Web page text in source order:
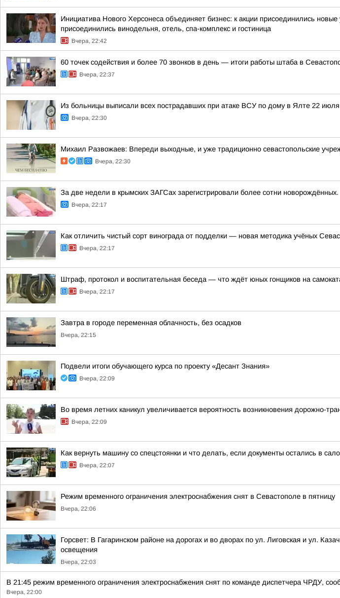
Инициатива Нового Херсонеса объединяет бизнес: к акции присоединились
присоединились винодельня, отель, спа-комплекс и гостиница
Вчера, 22:42
60 точек содействия и более 70 звонков в день — итоги работы штаба в
Вчера, 22:37
Из больницы выписали всех пострадавших при атаке ВСУ по дому в Ялте 22 июля
Вчера, 22:30
Михаил Развожаев: Впереди выходные, и уже традиционно севастопольские
Вчера, 22:30
За две недели в крымских ЗАГСах зарегистрировали более сотни новорождённых.
Вчера, 22:17
Как отличить чистый сорт винограда от подделки — новая методика учёных
Вчера, 22:17
Штраф, протокол и воспитательная беседа — что ждёт юных гонщиков на
Вчера, 22:17
Завтра в городе переменная облачность, без осадков
Вчера, 22:15
Подвели итоги обучающего курса по проекту «Десант Знания»
Вчера, 22:09
Во время летних каникул увеличивается вероятность возникновения дорожно-
Вчера, 22:09
Как вернуть машину со спецстоянки и что делать, если документы остались в
Вчера, 22:07
Режим временного ограничения электроснабжения снят в Севастополе в пятницу
Вчера, 22:06
Горсвет: В Гагаринском районе на дорогах и во дворах по ул. Лиговская и ул.
освещения
Вчера, 22:03
В 21:45 режим временного ограничения электроснабжения снят по команде диспетчера ЧРДУ,
Вчера, 22:00